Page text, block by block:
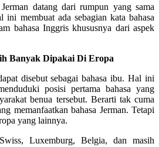
datang dari rumpun yang sama
ini membuat ada sebagian kata bahasa
bahasa Inggris khususnya dari aspek
Banyak Dipakai Di Eropa
disebut sebagai bahasa ibu. Hal ini
posisi pertama bahasa yang
benua tersebut. Berarti tak cuma
memanfaatkan bahasa Jerman. Tetapi
yang lainnya.
Luxemburg, Belgia, dan masih